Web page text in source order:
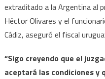
extraditado a la Argentina al
Héctor Olivares y el
Cádiz, aseguró el fiscal
“Sigo creyendo que el
aceptará las condiciones y